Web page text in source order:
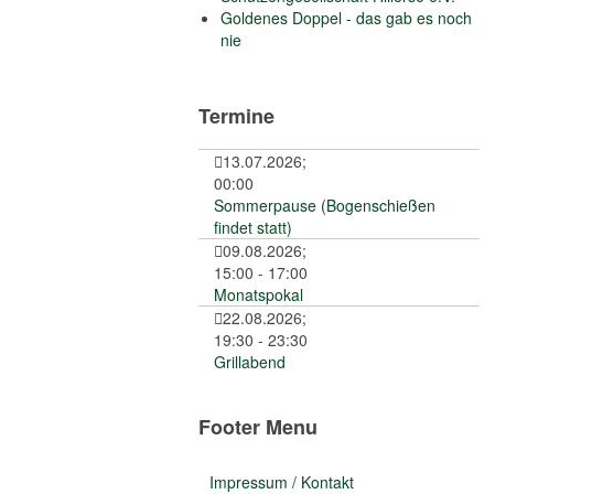
Goldenes Doppel - das gab es noch
nie
Termine
13.07.2026;
00:00
Sommerpause (Bogenschießen
findet statt)
09.08.2026;
15:00 - 17:00
Monatspokal
22.08.2026;
19:30 - 23:30
Grillabend
Footer Menu
Impressum / Kontakt